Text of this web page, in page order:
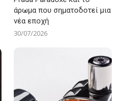
άρωμα που σηματοδοτεί μια
νέα εποχή
30/07/2026